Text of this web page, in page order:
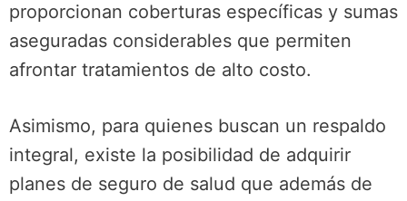
proporcionan coberturas específicas y sumas
aseguradas considerables que permiten
afrontar tratamientos de alto costo.
Asimismo, para quienes buscan un respaldo
integral, existe la posibilidad de adquirir
planes de seguro de salud que además de